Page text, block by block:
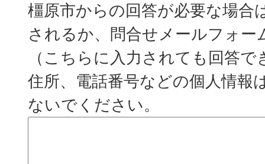
橿原市からの回答が必要な場合
されるか、問合せメールフォー
（こちらに入力されても回答
住所、電話番号などの個人情報
ないでください。